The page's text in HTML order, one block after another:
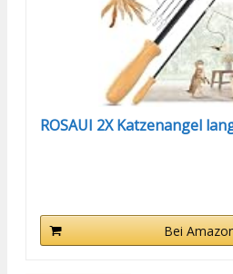
ROSAUI 2X Katzenangel
Bei